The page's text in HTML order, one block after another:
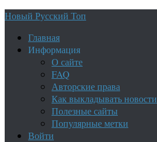
Новый Русский Топ
Главная
Информация
О сайте
FAQ
Авторские права
Как выкладывать новости
Полезные сайты
Популярные метки
Войти